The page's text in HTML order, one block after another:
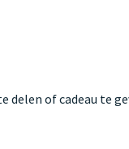
of cadeau te